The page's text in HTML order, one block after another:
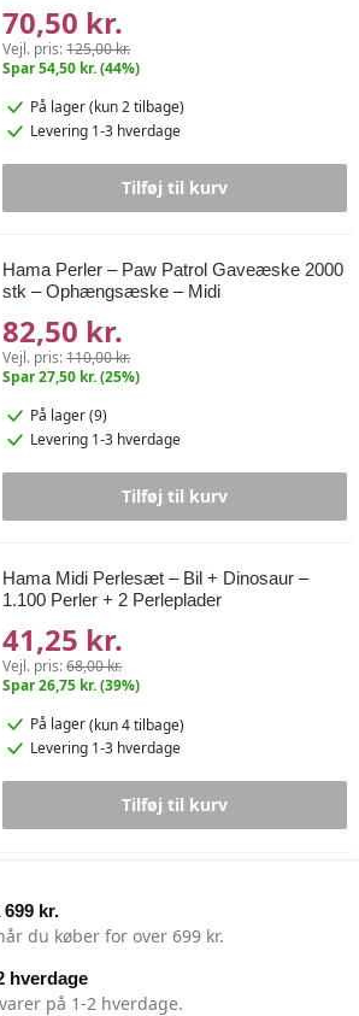
70,50 kr.
Vejl. pris:125,00 kr.
Spar 54,50 kr. (44%)
På lager(kun 2 tilbage)
Levering 1-3 hverdage
Tilføj til kurv
Hama Perler – Paw Patrol Gaveæske 2000
stk – Ophængsæske – Midi
82,50 kr.
Vejl. pris:110,00 kr.
Spar 27,50 kr. (25%)
På lager (9)
Levering 1-3 hverdage
Tilføj til kurv
Hama Midi Perlesæt – Bil + Dinosaur –
1.100 Perler + 2 Perleplader
41,25 kr.
Vejl. pris:68,00 kr.
Spar 26,75 kr. (39%)
På lager(kun 4 tilbage)
Levering 1-3 hverdage
Tilføj til kurv
kr.
du køber for over 699 kr.
hverdage
på 1-2 hverdage.